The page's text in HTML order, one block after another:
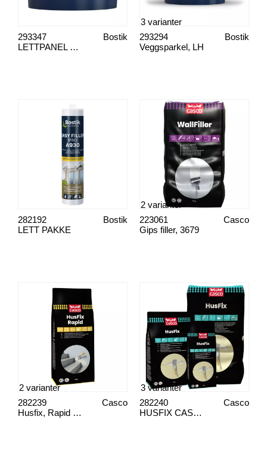
LETTPANEL GROV
Bostik
293347
Veggsparkel, LH
Bostik
293294
3 varianter
LETT PAKKE
Bostik
282192
Gips filler, 3679
Casco
223061
2 varianter
Husfix, Rapid 3649
Casco
282239
2 varianter
HUSFIX CASCO
Casco
282240
3 varianter